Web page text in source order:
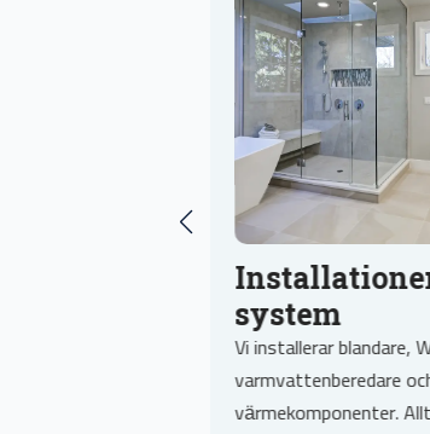
system
Vi installerar blandare,
varmvattenberedare
värmekomponenter.